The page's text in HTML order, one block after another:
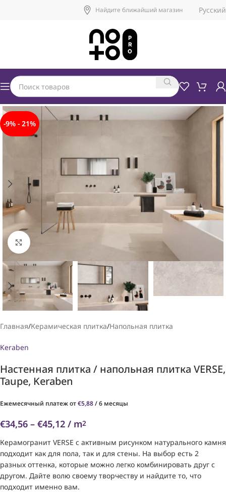
Найдите ближайший магазин Русский
-9% - 21%
Увеличить
Главная/Керамическая плитка/Напольная плитка
Keraben
Настенная плитка / напольная плитка VERSE,
Taupe, Keraben
Eжемесячный платеж от€5,88/ 6 месяцы
€34,56 – €45,12 / m2
Керамогранит VERSE с активным рисунком натурального камня
подходит как для пола, так и для стены. На выбор есть 2
разных оттенка, которые можно легко комбинировать друг с
другом. Дайте волю своему творчеству и найдите то, что
подходит именно вам.